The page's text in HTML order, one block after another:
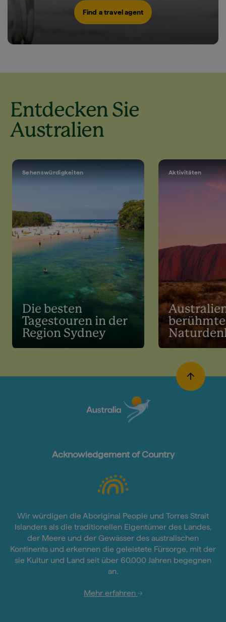
Find a travel agent
Entdecken Sie
Australien
Sehenswürdigkeiten
Die besten
Tagestouren in der
Region Sydney
Aktivitäten
Acknowledgement of Country
Wir würdigen die Aboriginal People und Torres Strait
Islanders als die traditionellen Eigentümer des Landes,
der Meere und der Gewässer des australischen
Kontinents und erkennen die geleistete Fürsorge, mit der
sie Kultur und Land seit über 60.000 Jahren begegnen
an.
Mehr erfahren